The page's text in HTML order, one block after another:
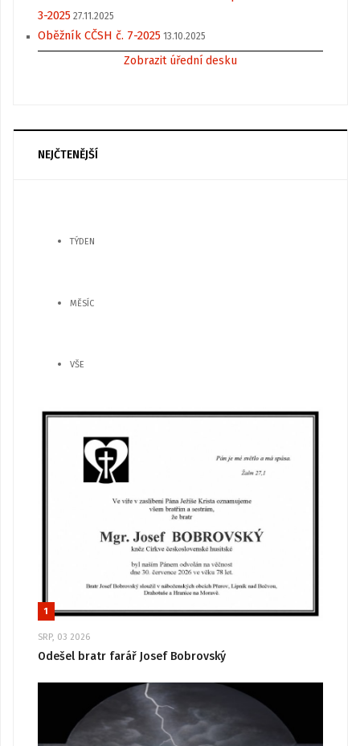
3-2025 27.11.2025
Oběžník CČSH č. 7-2025 13.10.2025
Zobrazit úřední desku
NEJČTENĚJŠÍ
TÝDEN
MĚSÍC
VŠE
1
SRP, 03 2026
Odešel bratr farář Josef Bobrovský